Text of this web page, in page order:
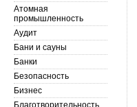
Атомная
промышленность
Аудит
Бани и сауны
Банки
Безопасность
Бизнес
Благотворительность